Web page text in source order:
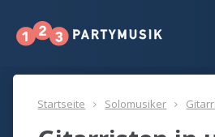
Startseite Solomusiker